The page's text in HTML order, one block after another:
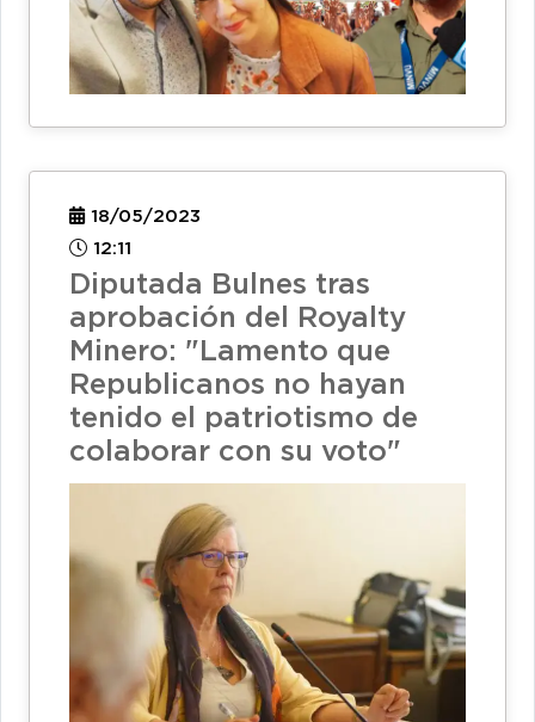
18/05/2023
12:11
Diputada Bulnes tras
aprobación del Royalty
Minero: "Lamento que
Republicanos no hayan
tenido el patriotismo de
colaborar con su voto"